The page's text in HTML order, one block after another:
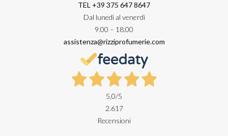
TEL +39 375 647 8647
Dal lunedì al venerdì
9.00 – 18.00
assistenza@rizziprofumerie.com
5,0/5
2.617
Recensioni